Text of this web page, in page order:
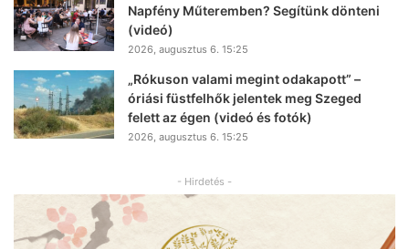
Napfény Műteremben? Segítünk dönteni
(videó)
2026, augusztus 6. 15:25
„Rókuson valami megint odakapott” –
óriási füstfelhők jelentek meg Szeged
felett az égen (videó és fotók)
2026, augusztus 6. 15:25
- Hirdetés -